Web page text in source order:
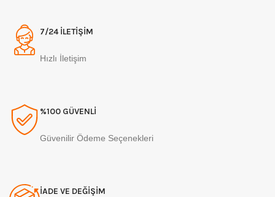
7/24 İLETİŞİM
Hızlı İletişim
%100 GÜVENLİ
Güvenilir Ödeme Seçenekleri
İADE VE DEĞİŞİM